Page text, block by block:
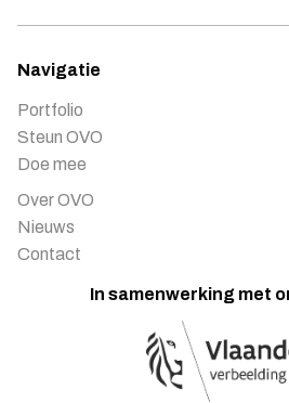
Navigatie
Portfolio
Steun OVO
Doe mee
Over OVO
Nieuws
Contact
In samenwerking met